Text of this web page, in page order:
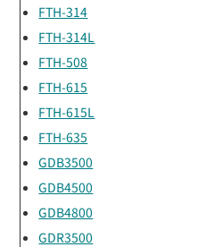
FTH-314
FTH-314L
FTH-508
FTH-615
FTH-615L
FTH-635
GDB3500
GDB4500
GDB4800
GDR3500